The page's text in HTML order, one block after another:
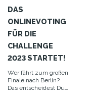
DAS
ONLINEVOTING
FÜR DIE
CHALLENGE
2023 STARTET!
Wer fährt zum großen
Finale nach Berlin?
Das entscheidest Du